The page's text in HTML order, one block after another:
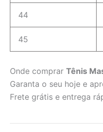
44
45
Onde comprar Tênis
Garanta o seu hoje e
Frete grátis e entrega